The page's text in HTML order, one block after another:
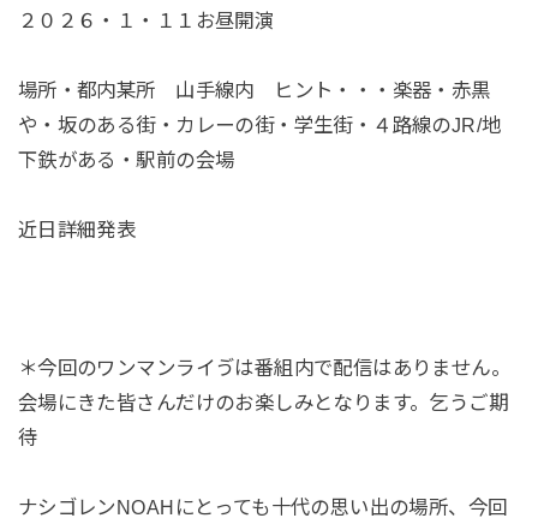
２０２６・１・１１お昼開演
場所・都内某所 山手線内 ヒント・・・楽器・赤黒
や・坂のある街・カレーの街・学生街・４路線のJR/地
下鉄がある・駅前の会場
近日詳細発表
＊今回のワンマンライゔは番組内で配信はありません。
会場にきた皆さんだけのお楽しみとなります。乞うご期
待
ナシゴレンNOAHにとっても十代の思い出の場所、今回